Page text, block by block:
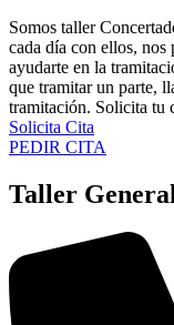
Somos taller
cada día con ellos, nos
ayudarte en la
que tramitar un parte,
tramitación. Solicita tu
Solicita Cita
PEDIR CITA
Taller